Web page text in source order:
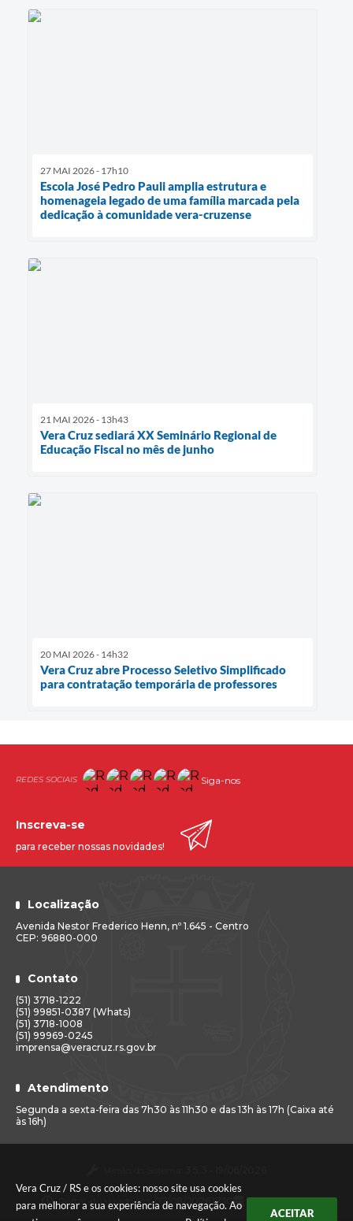
Vera Cruz / RS e os cookies: nosso site usa cookies
para melhorar a sua experiência de navegação. Ao
ACEITAR
27 MAI 2026 - 17h10
Escola José Pedro Pauli amplia estrutura e
homenageia legado de uma família marcada pela
dedicação à comunidade vera-cruzense
21 MAI 2026 - 13h43
Vera Cruz sediará XX Seminário Regional de
Educação Fiscal no mês de junho
20 MAI 2026 - 14h32
Vera Cruz abre Processo Seletivo Simplificado
para contratação temporária de professores
Siga-nos
Localização
Avenida Nestor Frederico Henn, nº 1.645 - Centro
CEP: 96880-000
Contato
(51) 3718-1222
(51) 99851-0387 (Whats)
(51) 3718-1008
(51) 99969-0245
imprensa@veracruz.rs.gov.br
Atendimento
Segunda a sexta-feira das 7h30 às 11h30 e das 13h às 17h (Caixa até
às 16h)
Inscreva-se
para receber nossas novidades!
Portal atualizado em:07/08/2026 17:10 Dados Abertos